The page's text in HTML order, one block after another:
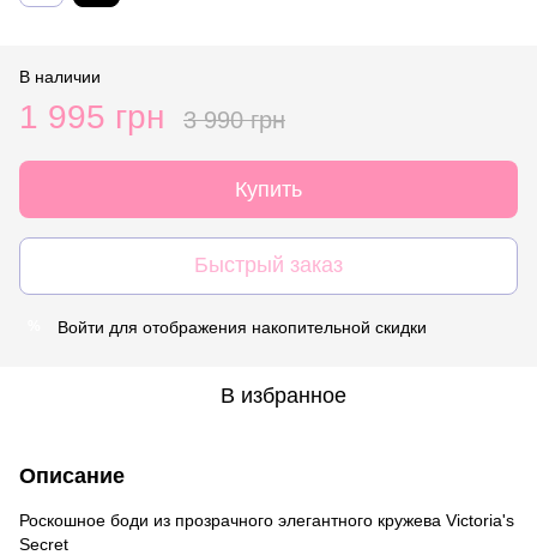
В наличии
1 995 грн 3 990 грн
Купить
Быстрый заказ
Войти для отображения накопительной скидки
В избранное
Описание
Роскошное боди из прозрачного элегантного кружева Victoria's
Secret